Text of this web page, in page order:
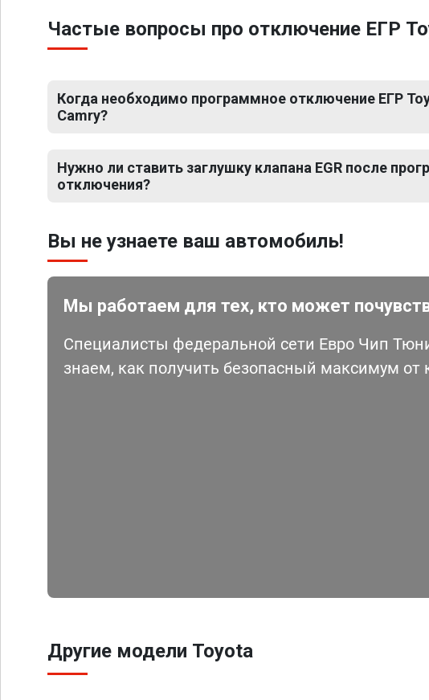
Частые вопросы про отключение ЕГР
Когда необходимо программное отключение ЕГР
Camry?
Нужно ли ставить заглушку клапана EGR после
отключения?
Вы не узнаете ваш автомобиль!
Мы работаем для тех, кто может
Специалисты федеральной сети Евро Чип
знаем, как получить безопасный максимум
Другие модели Toyota